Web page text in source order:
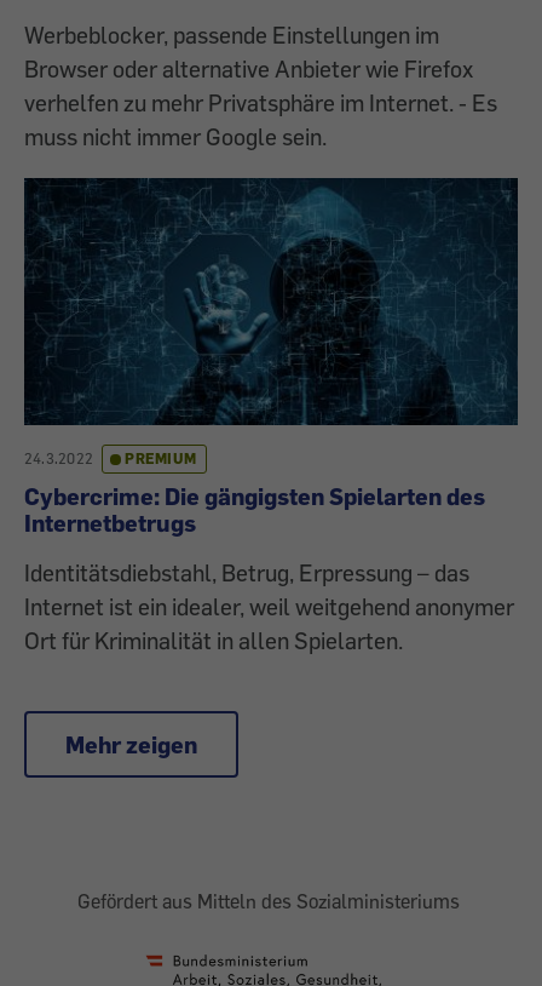
Werbeblocker, passende Einstellungen im
Browser oder alternative Anbieter wie Firefox
verhelfen zu mehr Privatsphäre im Internet. - Es
muss nicht immer Google sein.
24.3.2022 PREMIUM
Cybercrime: Die gängigsten Spielarten des
Internetbetrugs
Identitätsdiebstahl, Betrug, Erpressung – das
Internet ist ein idealer, weil weitgehend anonymer
Ort für Kriminalität in allen Spielarten.
Mehr zeigen
Gefördert aus Mitteln des Sozialministeriums